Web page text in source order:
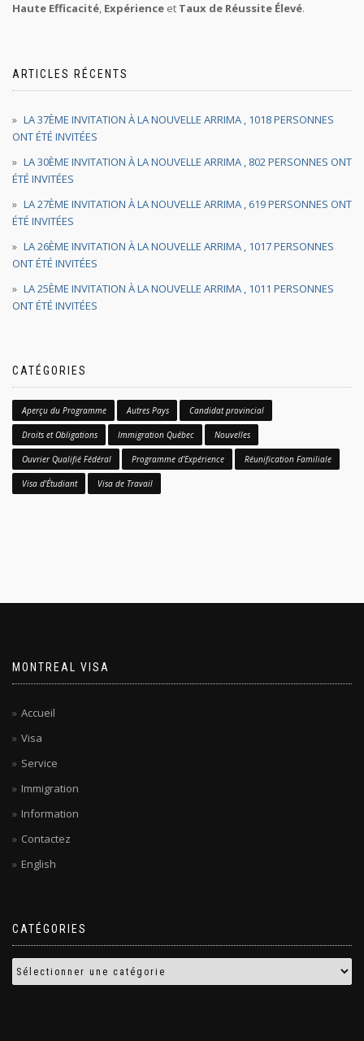
Haute Efficacité, Expérience et Taux de Réussite Élevé.
ARTICLES RÉCENTS
LA 37ÈME INVITATION À LA NOUVELLE ARRIMA , 1018 PERSONNES
ONT ÉTÉ INVITÉES
LA 30ÈME INVITATION À LA NOUVELLE ARRIMA , 802 PERSONNES ONT
ÉTÉ INVITÉES
LA 27ÈME INVITATION À LA NOUVELLE ARRIMA , 619 PERSONNES ONT
ÉTÉ INVITÉES
LA 26ÈME INVITATION À LA NOUVELLE ARRIMA , 1017 PERSONNES
ONT ÉTÉ INVITÉES
LA 25ÈME INVITATION À LA NOUVELLE ARRIMA , 1011 PERSONNES
ONT ÉTÉ INVITÉES
CATÉGORIES
Aperçu du Programme Autres Pays Candidat provincial
Droits et Obligations Immigration Québec Nouvelles
Ouvrier Qualifié Fédéral Programme d'Expérience Réunification Familiale
Visa d'Étudiant Visa de Travail
MONTREAL VISA
Accueil
Visa
Service
Immigration
Information
Contactez
English
CATÉGORIES